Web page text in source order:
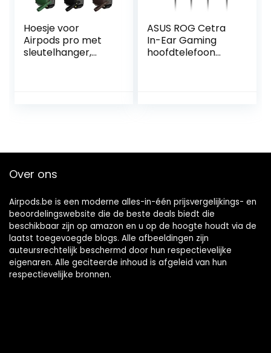
Hoesje voor
Airpods pro met
sleutelhanger,
Compatibel met
Accessoires -Rood
ASUS ROG Cetra
In-Ear Gaming
hoofdtelefoon
Over ons
Airpods.be is een moderne alles-in-één prijsvergelijkings- en
beoordelingswebsite die de beste deals biedt die
beschikbaar zijn op amazon en u op de hoogte houdt via de
laatst toegevoegde blogs. Alle afbeeldingen zijn
auteursrechtelijk beschermd door hun respectievelijke
eigenaren. Alle geciteerde inhoud is afgeleid van hun
respectievelijke bronnen.